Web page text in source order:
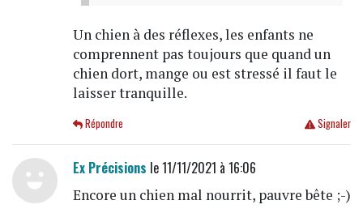
Un chien à des réflexes, les enfants ne
comprennent pas toujours que quand un
chien dort, mange ou est stressé il faut le
laisser tranquille.
Signaler
Répondre
Ex Précisions le 11/11/2021 à 16:06
Encore un chien mal nourrit, pauvre bête ;-)